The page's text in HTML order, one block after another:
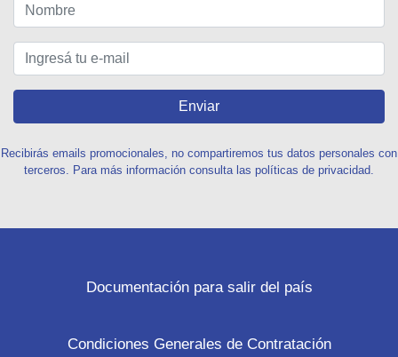
Enviar
Recibirás emails promocionales, no compartiremos tus datos personales con
terceros. Para más información consulta las políticas de privacidad.
Documentación para salir del país
Condiciones Generales de Contratación